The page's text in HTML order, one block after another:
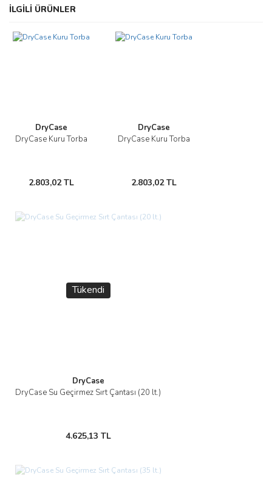
konularda yetersiz gördüğünüz noktaları öneri formunu kullanarak
Görüş ve önerileriniz için teşekkür ederiz.
Bu ürüne benzer farklı alternatifler olmalı.
Gönder
İLGİLİ ÜRÜNLER
DryCase
DryCase Kuru Torba
2.803,02 TL
DryCase
DryCase Kuru Torba
2.803,02 TL
Tükendi
DryCase
DryCase Su Geçirmez Sırt Çantası (20 lt.)
4.625,13 TL